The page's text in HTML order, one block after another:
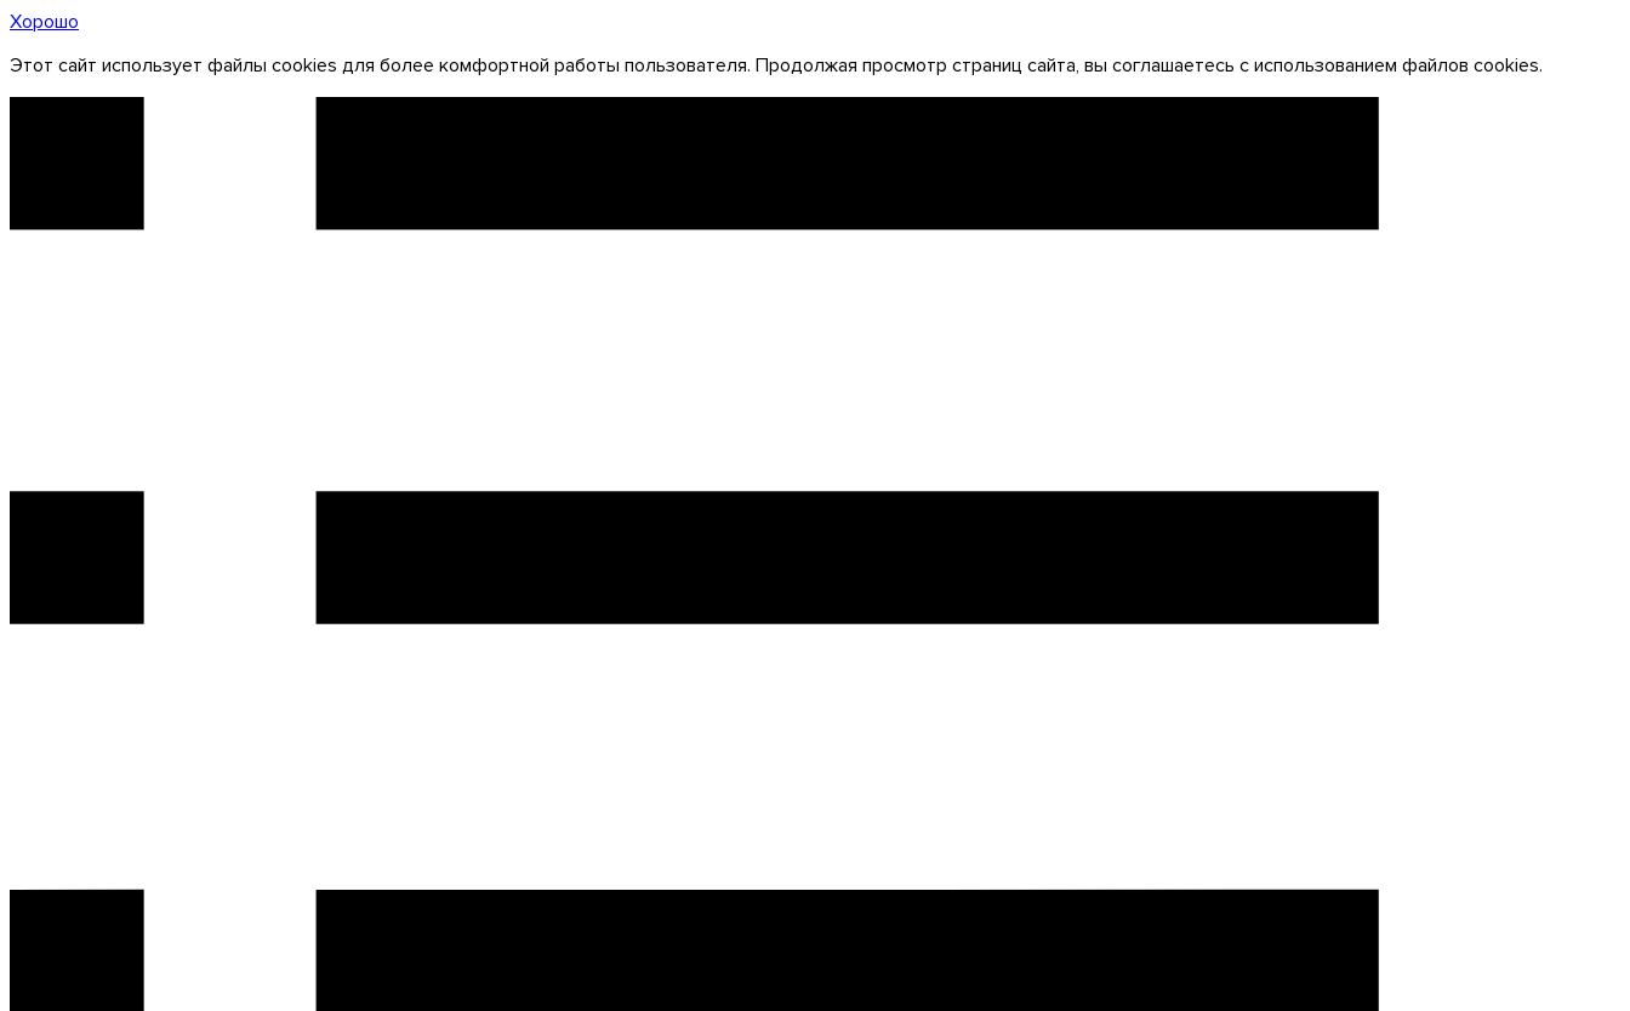
Хорошо
Этот сайт использует файлы cookies для более комфортной работы пользователя. Продолжая просмотр страниц сайта, вы соглашаетесь с использованием файлов cookies.